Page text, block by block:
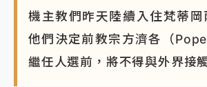
機主教們昨天陸續入住梵蒂岡
他們決定前教宗方濟各（
繼任人選前，將不得與外界接